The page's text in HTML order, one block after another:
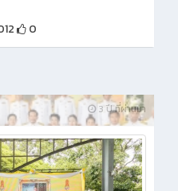
0
3 ปี ที่ผ่านมา